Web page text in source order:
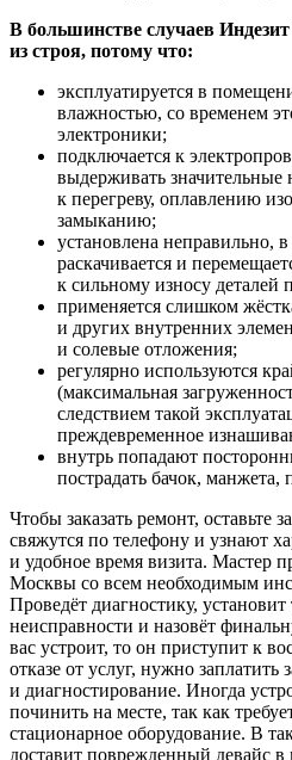
В большинстве случаев
из строя, потому что:
эксплуатируется в
влажностью, со временем
электроники;
подключается к
выдерживать значительные
к перегреву, оплавлению
замыканию;
установлена неправильно,
раскачивается и
к сильному износу деталей
применяется слишком
и других внутренних
и солевые отложения;
регулярно используются
(максимальная
следствием такой
преждевременное
внутрь попадают
пострадать бачок, манжета,
Чтобы заказать ремонт, оставьте
свяжутся по телефону и узнают
и удобное время визита. Мастер
Москвы со всем необходимым
Проведёт диагностику,
неисправности и назовёт
вас устроит, то он приступит к
отказе от услуг, нужно заплатить
и диагностирование. Иногда
починить на месте, так как
стационарное оборудование. В
доставит поврежденный девайс